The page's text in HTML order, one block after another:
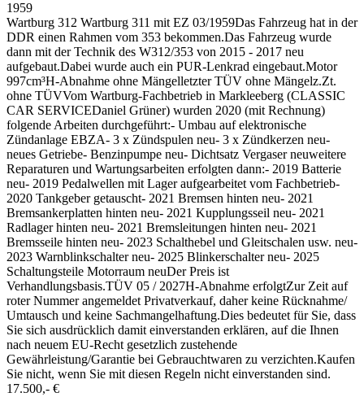
1959
Wartburg 312 Wartburg 311 mit EZ 03/1959Das Fahrzeug hat in der
DDR einen Rahmen vom 353 bekommen.Das Fahrzeug wurde
dann mit der Technik des W312/353 von 2015 - 2017 neu
aufgebaut.Dabei wurde auch ein PUR-Lenkrad eingebaut.Motor
997cm³H-Abnahme ohne Mängelletzter TÜV ohne Mängelz.Zt.
ohne TÜVVom Wartburg-Fachbetrieb in Markleeberg (CLASSIC
CAR SERVICEDaniel Grüner) wurden 2020 (mit Rechnung)
folgende Arbeiten durchgeführt:- Umbau auf elektronische
Zündanlage EBZA- 3 x Zündspulen neu- 3 x Zündkerzen neu-
neues Getriebe- Benzinpumpe neu- Dichtsatz Vergaser neuweitere
Reparaturen und Wartungsarbeiten erfolgten dann:- 2019 Batterie
neu- 2019 Pedalwellen mit Lager aufgearbeitet vom Fachbetrieb-
2020 Tankgeber getauscht- 2021 Bremsen hinten neu- 2021
Bremsankerplatten hinten neu- 2021 Kupplungsseil neu- 2021
Radlager hinten neu- 2021 Bremsleitungen hinten neu- 2021
Bremsseile hinten neu- 2023 Schalthebel und Gleitschalen usw. neu-
2023 Warnblinkschalter neu- 2025 Blinkerschalter neu- 2025
Schaltungsteile Motorraum neuDer Preis ist
Verhandlungsbasis.TÜV 05 / 2027H-Abnahme erfolgtZur Zeit auf
roter Nummer angemeldet Privatverkauf, daher keine Rücknahme/
Umtausch und keine Sachmangelhaftung.Dies bedeutet für Sie, dass
Sie sich ausdrücklich damit einverstanden erklären, auf die Ihnen
nach neuem EU-Recht gesetzlich zustehende
Gewährleistung/Garantie bei Gebrauchtwaren zu verzichten.Kaufen
Sie nicht, wenn Sie mit diesen Regeln nicht einverstanden sind.
17.500,- €